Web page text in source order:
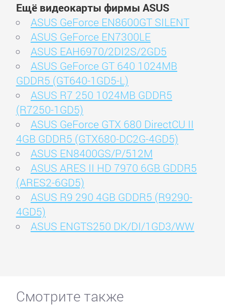
Ещё видеокарты фирмы ASUS
ASUS GeForce EN8600GT SILENT
ASUS GeForce EN7300LE
ASUS EAH6970/2DI2S/2GD5
ASUS GeForce GT 640 1024MB
GDDR5 (GT640-1GD5-L)
ASUS R7 250 1024MB GDDR5
(R7250-1GD5)
ASUS GeForce GTX 680 DirectCU II
4GB GDDR5 (GTX680-DC2G-4GD5)
ASUS EN8400GS/P/512M
ASUS ARES II HD 7970 6GB GDDR5
(ARES2-6GD5)
ASUS R9 290 4GB GDDR5 (R9290-
4GD5)
ASUS ENGTS250 DK/DI/1GD3/WW
Смотрите также